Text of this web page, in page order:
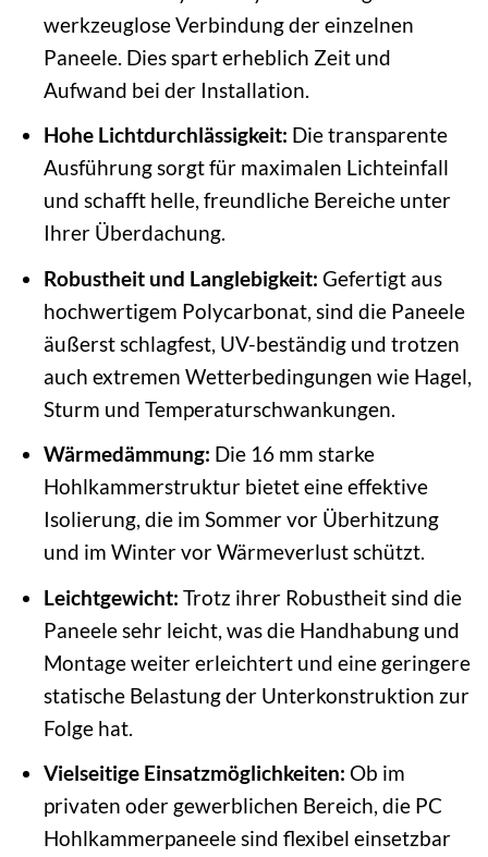
werkzeuglose Verbindung der einzelnen
Paneele. Dies spart erheblich Zeit und
Aufwand bei der Installation.
Hohe Lichtdurchlässigkeit: Die transparente
Ausführung sorgt für maximalen Lichteinfall
und schafft helle, freundliche Bereiche unter
Ihrer Überdachung.
Robustheit und Langlebigkeit: Gefertigt aus
hochwertigem Polycarbonat, sind die Paneele
äußerst schlagfest, UV-beständig und trotzen
auch extremen Wetterbedingungen wie Hagel,
Sturm und Temperaturschwankungen.
Wärmedämmung: Die 16 mm starke
Hohlkammerstruktur bietet eine effektive
Isolierung, die im Sommer vor Überhitzung
und im Winter vor Wärmeverlust schützt.
Leichtgewicht: Trotz ihrer Robustheit sind die
Paneele sehr leicht, was die Handhabung und
Montage weiter erleichtert und eine geringere
statische Belastung der Unterkonstruktion zur
Folge hat.
Vielseitige Einsatzmöglichkeiten: Ob im
privaten oder gewerblichen Bereich, die PC
Hohlkammerpaneele sind flexibel einsetzbar